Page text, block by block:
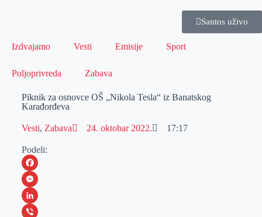
Santos uživo
Izdvajamo Vesti Emisije Sport
Poljoprivreda Zabava
Piknik za osnovce OŠ „Nikola Tesla“ iz Banatskog
Karađorđeva
Vesti, Zabava 24. oktobar 2022. 17:17
Podeli:
F
a
c
M
eL